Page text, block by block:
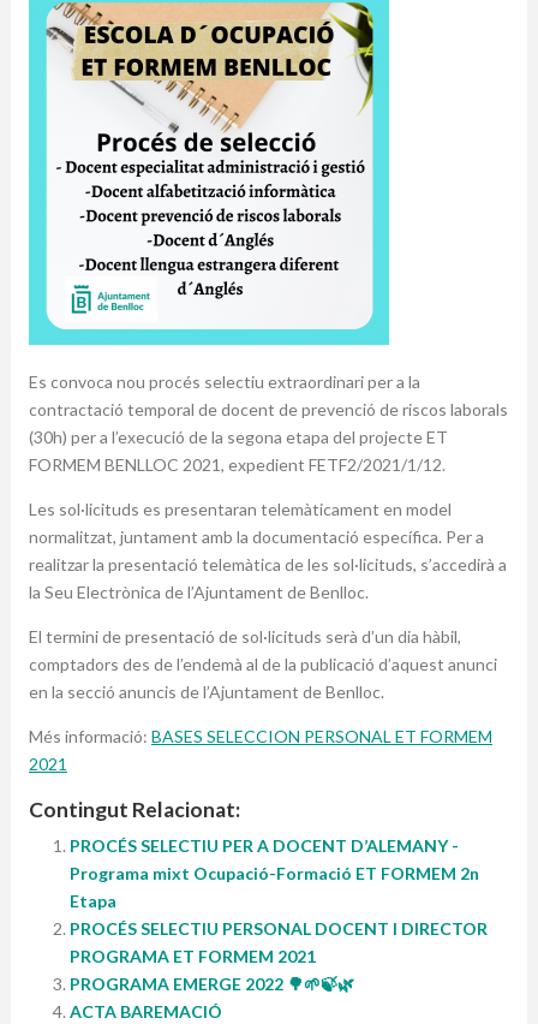
Es convoca nou procés selectiu extraordinari per a la
contractació temporal de docent de prevenció de riscos laborals
(30h) per a l’execució de la segona etapa del projecte ET
FORMEM BENLLOC 2021, expedient FETF2/2021/1/12.
Les sol·licituds es presentaran telemàticament en model
normalitzat, juntament amb la documentació específica. Per a
realitzar la presentació telemàtica de les sol·licituds, s’accedirà a
la Seu Electrònica de l’Ajuntament de Benlloc.
El termini de presentació de sol·licituds serà d’un dia hàbil,
comptadors des de l’endemà al de la publicació d’aquest anunci
en la secció anuncis de l’Ajuntament de Benlloc.
Més informació: BASES SELECCION PERSONAL ET FORMEM
2021
Contingut Relacionat:
PROCÉS SELECTIU PER A DOCENT D’ALEMANY -
Programa mixt Ocupació-Formació ET FORMEM 2n
Etapa
PROCÉS SELECTIU PERSONAL DOCENT I DIRECTOR
PROGRAMA ET FORMEM 2021
PROGRAMA EMERGE 2022 🌳🌱🍃🌿
ACTA BAREMACIÓ